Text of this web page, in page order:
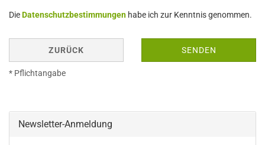
DieDatenschutzbestimmungen habe ich zur Kenntnis genommen.
ZURÜCK SENDEN
* Pflichtangabe
Newsletter-Anmeldung